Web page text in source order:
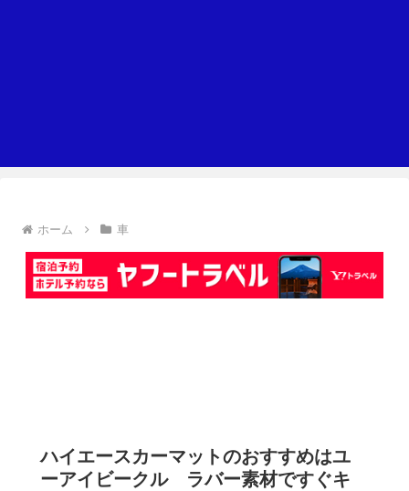
ホーム 車
ハイエースカーマットのおすすめはユ
ーアイビークル ラバー素材ですぐキ